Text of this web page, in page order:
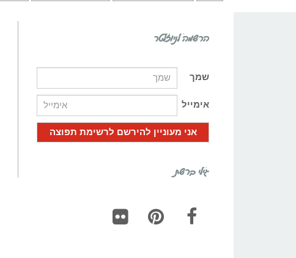
הרשמה לניוזלטר
שמך
אימייל
גילי ברשת